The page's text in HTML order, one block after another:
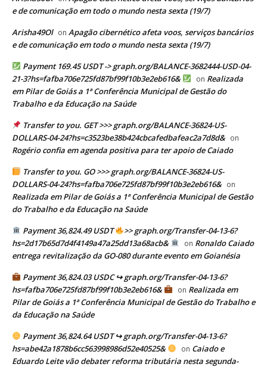
e de comunicação em todo o mundo nesta sexta (19/7)
Arisha49Ol on Apagão cibernético afeta voos, serviços bancários
e de comunicação em todo o mundo nesta sexta (19/7)
Payment 169.45 USDT -> graph.org/BALANCE-3682444-USD-04-
21-3?hs=fafba706e725fd87bf99f10b3e2eb616&
on Realizada
em Pilar de Goiás a 1ª Conferência Municipal de Gestão do
Trabalho e da Educação na Saúde
Transfer to you. GET >>> graph.org/BALANCE-36824-US-
DOLLARS-04-24?hs=c3523be38b424cbcafedbafeac2a7d8d& on
Rogério confia em agenda positiva para ter apoio de Caiado
Transfer to you. GO >>> graph.org/BALANCE-36824-US-
DOLLARS-04-24?hs=fafba706e725fd87bf99f10b3e2eb616& on
Realizada em Pilar de Goiás a 1ª Conferência Municipal de Gestão
do Trabalho e da Educação na Saúde
Payment 36,824.49 USDT
>> graph.org/Transfer-04-13-6?
hs=2d17b65d7d4f4149a47a25dd13a68acb&
on Ronaldo Caiado
entrega revitalização da GO-080 durante evento em Goianésia
Payment 36,824.03 USDC ↪ graph.org/Transfer-04-13-6?
hs=fafba706e725fd87bf99f10b3e2eb616&
on Realizada em
Pilar de Goiás a 1ª Conferência Municipal de Gestão do Trabalho e
da Educação na Saúde
Payment 36,824.64 USDT ↪ graph.org/Transfer-04-13-6?
hs=abe42a1878b6cc563998986d52e40525&
on Caiado e
Eduardo Leite vão debater reforma tributária nesta segunda-